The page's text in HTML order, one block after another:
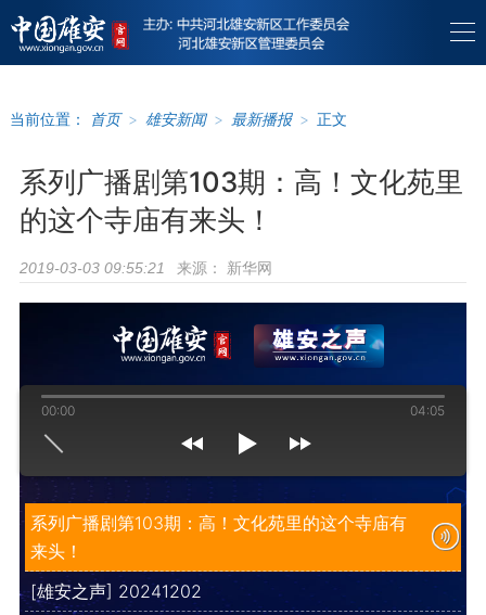
当前位置： 首页 > 雄安新闻 > 最新播报 > 正文
系列广播剧第103期：高！文化苑里
的这个寺庙有来头！
2019-03-03 09:55:21 来源： 新华网
系列广播剧第103期：高！文化苑里的这个寺庙有
来头！
[雄安之声] 20241202
00:00 04:05